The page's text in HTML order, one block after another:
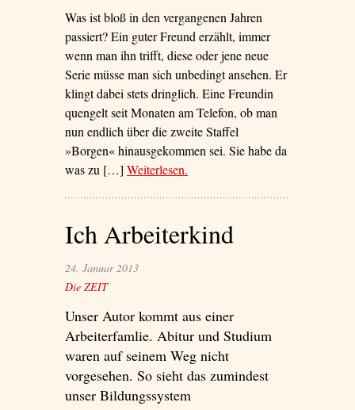
Was ist bloß in den vergangenen Jahren
passiert? Ein guter Freund erzählt, immer
wenn man ihn trifft, diese oder jene neue
Serie müsse man sich unbedingt ansehen. Er
klingt dabei stets dringlich. Eine Freundin
quengelt seit Monaten am Telefon, ob man
nun endlich über die zweite Staffel
»Borgen« hinausgekommen sei. Sie habe da
was zu […] Weiterlesen– ‘Wir Serientäter’
.
Ich Arbeiterkind
24. Januar 2013
Die ZEIT
Unser Autor kommt aus einer
Arbeiterfamlie. Abitur und Studium
waren auf seinem Weg nicht
vorgesehen. So sieht das zumindest
unser Bildungssystem